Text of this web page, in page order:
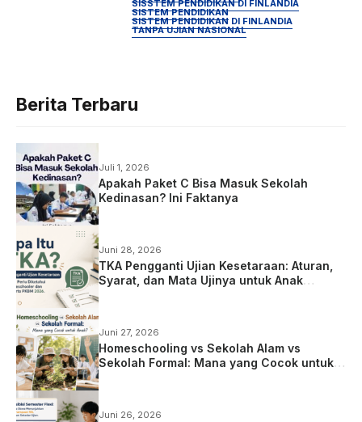
SISSTEM PENDIDIKAN DI FINLANDIA
SISTEM PENDIDIKAN
SISTEM PENDIDIKAN DI FINLANDIA
TANPA UJIAN NASIONAL
Berita Terbaru
Juli 1, 2026
Apakah Paket C Bisa Masuk Sekolah
Kedinasan? Ini Faktanya
Juni 28, 2026
TKA Pengganti Ujian Kesetaraan: Aturan,
Syarat, dan Mata Ujinya untuk Anak
Juni 27, 2026
Homeschooling vs Sekolah Alam vs
Sekolah Formal: Mana yang Cocok untuk
Juni 26, 2026